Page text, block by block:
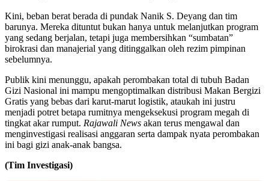
​Kini, beban berat berada di pundak Nanik S. Deyang dan tim
barunya. Mereka dituntut bukan hanya untuk melanjutkan program
yang sedang berjalan, tetapi juga membersihkan “sumbatan”
birokrasi dan manajerial yang ditinggalkan oleh rezim pimpinan
sebelumnya.
​Publik kini menunggu, apakah perombakan total di tubuh Badan
Gizi Nasional ini mampu mengoptimalkan distribusi Makan Bergizi
Gratis yang bebas dari karut-marut logistik, ataukah ini justru
menjadi potret betapa rumitnya mengeksekusi program megah di
tingkat akar rumput. Rajawali News akan terus mengawal dan
menginvestigasi realisasi anggaran serta dampak nyata perombakan
ini bagi gizi anak-anak bangsa.
(Tim Investigasi)